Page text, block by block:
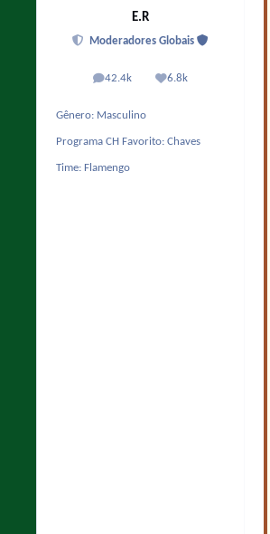
E.R
Moderadores Globais
42.4k
posts 6.8k
Reputação
Gênero: Masculino
Programa CH Favorito: Chaves
Time: Flamengo